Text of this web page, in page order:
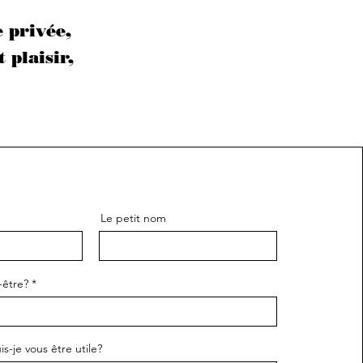
privée,
plaisir,
Le petit nom
je vous être utile?